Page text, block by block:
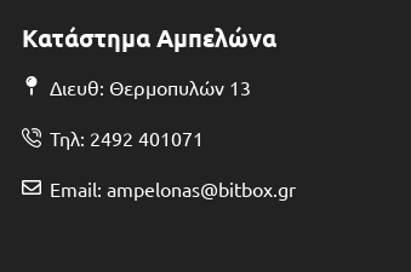
Κατάστημα Αμπελώνα
Διευθ: Θερμοπυλών 13
Τηλ: 2492 401071
Email: ampelonas@bitbox.gr